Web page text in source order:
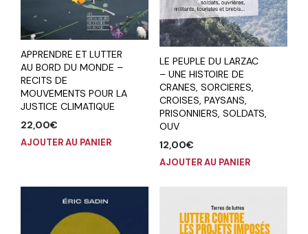
APPRENDRE ET LUTTER
AU BORD DU MONDE –
RECITS DE
MOUVEMENTS POUR LA
JUSTICE CLIMATIQUE
22,00€
AJOUTER AU PANIER
LE PEUPLE DU LARZAC
– UNE HISTOIRE DE
CRANES, SORCIERES,
CROISES, PAYSANS,
PRISONNIERS, SOLDATS,
OUV
12,00€
AJOUTER AU PANIER